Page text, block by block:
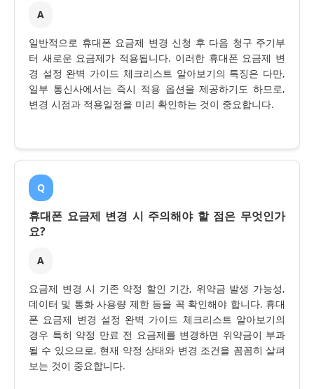
A
일반적으로 휴대폰 요금제 변경 신청 후 다음 청구 주기부
터 새로운 요금제가 적용됩니다. 이러한 휴대폰 요금제 변
경 설정 완벽 가이드 체크리스트 알아보기의 특징은 다만,
일부 통신사에서는 즉시 적용 옵션을 제공하기도 하므로,
변경 시점과 적용일정을 미리 확인하는 것이 중요합니다.
Q
휴대폰 요금제 변경 시 주의해야 할 점은 무엇인가
요?
A
요금제 변경 시 기존 약정 할인 기간, 위약금 발생 가능성,
데이터 및 통화 사용량 제한 등을 꼭 확인해야 합니다. 휴대
폰 요금제 변경 설정 완벽 가이드 체크리스트 알아보기의
경우 특히 약정 만료 전 요금제를 변경하면 위약금이 부과
될 수 있으므로, 현재 약정 상태와 변경 조건을 꼼꼼히 살펴
보는 것이 중요합니다.